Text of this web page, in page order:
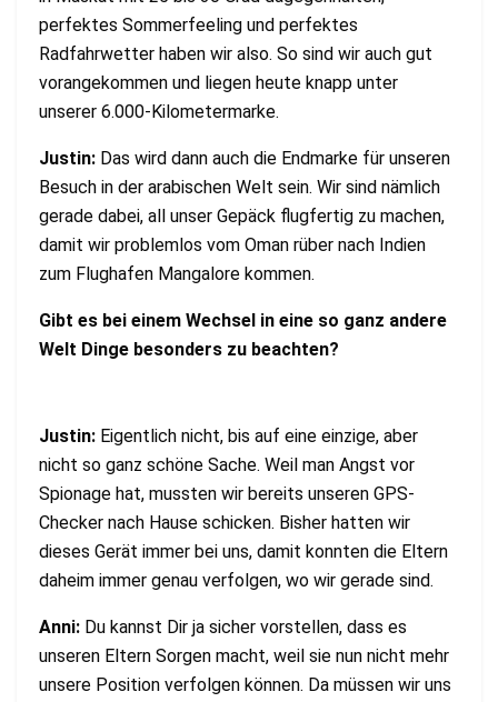
perfektes Sommerfeeling und perfektes
Radfahrwetter haben wir also. So sind wir auch gut
vorangekommen und liegen heute knapp unter
unserer 6.000-Kilometermarke.
Justin: Das wird dann auch die Endmarke für unseren
Besuch in der arabischen Welt sein. Wir sind nämlich
gerade dabei, all unser Gepäck flugfertig zu machen,
damit wir problemlos vom Oman rüber nach Indien
zum Flughafen Mangalore kommen.
Gibt es bei einem Wechsel in eine so ganz andere
Welt Dinge besonders zu beachten?
Justin: Eigentlich nicht, bis auf eine einzige, aber
nicht so ganz schöne Sache. Weil man Angst vor
Spionage hat, mussten wir bereits unseren GPS-
Checker nach Hause schicken. Bisher hatten wir
dieses Gerät immer bei uns, damit konnten die Eltern
daheim immer genau verfolgen, wo wir gerade sind.
Anni: Du kannst Dir ja sicher vorstellen, dass es
unseren Eltern Sorgen macht, weil sie nun nicht mehr
unsere Position verfolgen können. Da müssen wir uns